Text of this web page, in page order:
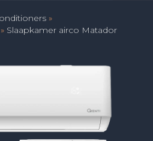
»
» Slaapkamer airco Matador